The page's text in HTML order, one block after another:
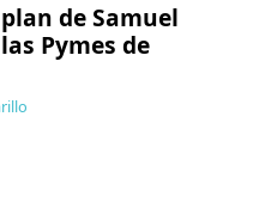
de Samuel
Pymes de